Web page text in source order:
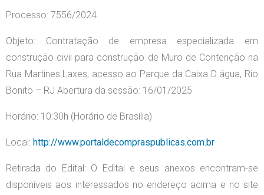
Processo: 7556/2024
Objeto: Contratação de empresa especializada em
construção civil para construção de Muro de Contenção na
Rua Martines Laxes, acesso ao Parque da Caixa D água, Rio
Bonito – RJ Abertura da sessão: 16/01/2025
Horário: 10:30h (Horário de Brasília)
Local: http://www.portaldecompraspublicas.com.br
Retirada do Edital: O Edital e seus anexos encontram-se
disponíveis aos interessados no endereço acima e no site